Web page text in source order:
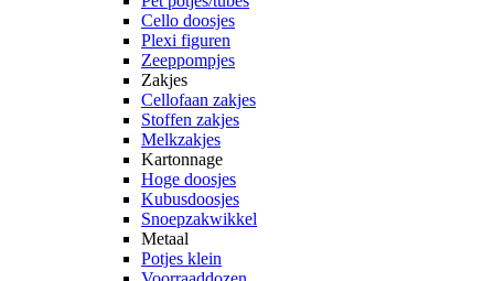
Cello doosjes
Plexi figuren
Zeeppompjes
Zakjes
Cellofaan zakjes
Stoffen zakjes
Melkzakjes
Kartonnage
Hoge doosjes
Kubusdoosjes
Snoepzakwikkel
Metaal
Potjes klein